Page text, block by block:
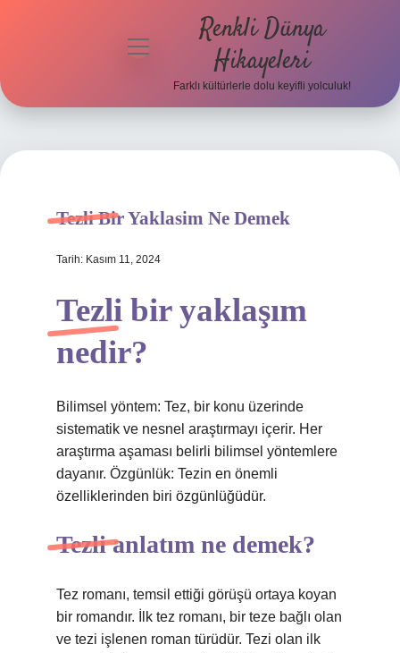
menüyü
Renkli Dünya
Hikayeleri
Farklı kültürlerle dolu keyifli yolculuk!
Tezli Bir Yaklasim Ne Demek
Tarih: Kasım 11, 2024
Tezli bir yaklaşım
nedir?
Bilimsel yöntem: Tez, bir konu üzerinde
sistematik ve nesnel araştırmayı içerir. Her
araştırma aşaması belirli bilimsel yöntemlere
dayanır. Özgünlük: Tezin en önemli
özelliklerinden biri özgünlüğüdür.
Tezli anlatım ne demek?
Tez romanı, temsil ettiği görüşü ortaya koyan
bir romandır. İlk tez romanı, bir teze bağlı olan
ve tezi işlenen roman türüdür. Tezi olan ilk